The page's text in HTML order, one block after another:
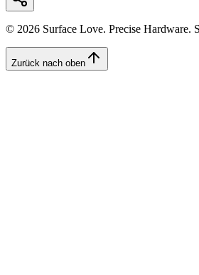
© 2026 Surface Love. Precise Hardware.
Zurück nach oben